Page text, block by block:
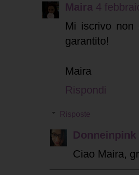
Maira 4
Mi iscrivo non
garantito!
Maira
Rispondi
Risposte
Donneinpink
Ciao Maira,